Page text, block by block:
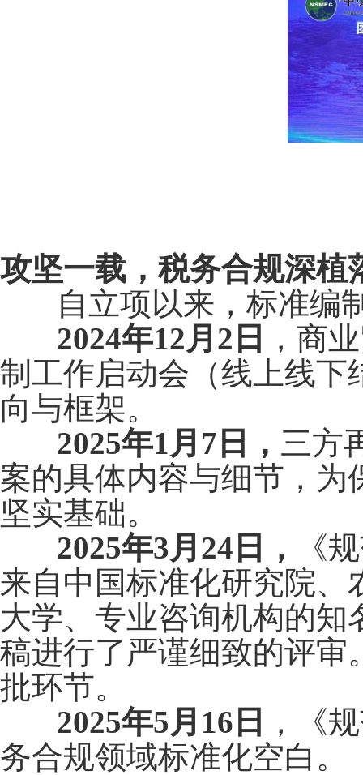
攻坚一载，税务合规深植
自立项以来，标准编
2024年12月2日
，商
制工作启动会（线上线下
向与框架。
2025年1月7日， 三方
案的具体内容与细节，为
坚实基础。
2025年3月24日，
《
来自中国标准化研究院、
大学、专业咨询机构的
稿进行了严谨细致的评审
批环节。
2025年5月16日
，《
务合规领域标准化空白。